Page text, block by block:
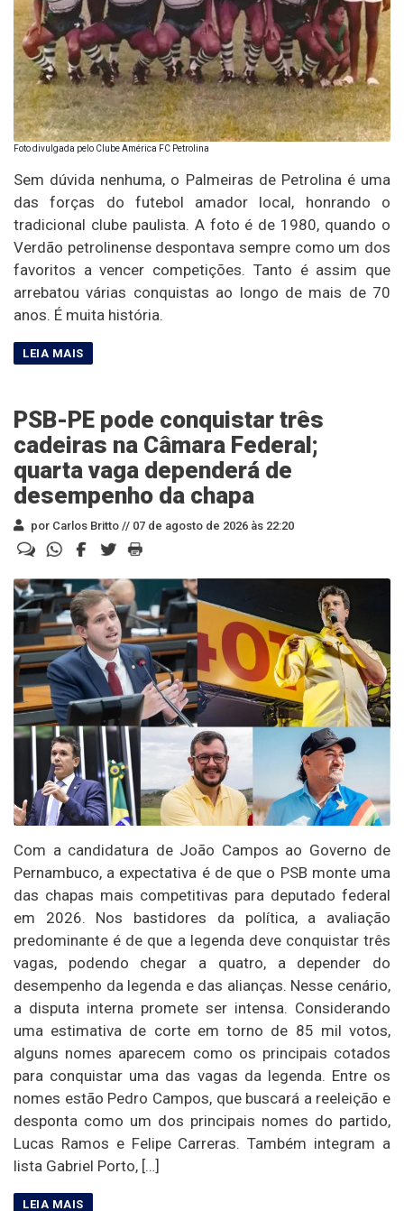
Foto divulgada pelo Clube América FC Petrolina
Sem dúvida nenhuma, o Palmeiras de Petrolina é uma
das forças do futebol amador local, honrando o
tradicional clube paulista. A foto é de 1980, quando o
Verdão petrolinense despontava sempre como um dos
favoritos a vencer competições. Tanto é assim que
arrebatou várias conquistas ao longo de mais de 70
anos. É muita história.
PSB-PE pode conquistar três
cadeiras na Câmara Federal;
quarta vaga dependerá de
desempenho da chapa
por Carlos Britto // 07 de agosto de 2026 às 22:20
Com a candidatura de João Campos ao Governo de
Pernambuco, a expectativa é de que o PSB monte uma
das chapas mais competitivas para deputado federal
em 2026. Nos bastidores da política, a avaliação
predominante é de que a legenda deve conquistar três
vagas, podendo chegar a quatro, a depender do
desempenho da legenda e das alianças. Nesse cenário,
a disputa interna promete ser intensa. Considerando
uma estimativa de corte em torno de 85 mil votos,
alguns nomes aparecem como os principais cotados
para conquistar uma das vagas da legenda. Entre os
nomes estão Pedro Campos, que buscará a reeleição e
desponta como um dos principais nomes do partido,
Lucas Ramos e Felipe Carreras. Também integram a
lista Gabriel Porto, […]